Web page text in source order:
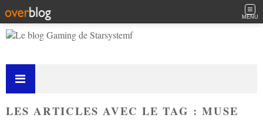
MENU
LES ARTICLES AVEC LE TAG : MUSE